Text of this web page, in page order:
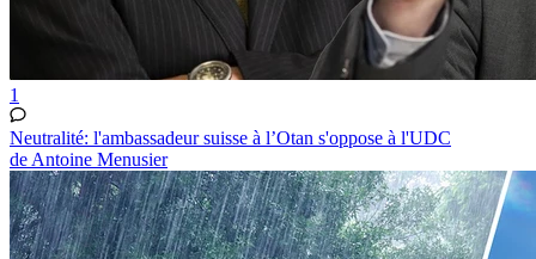
1
Neutralité: l'ambassadeur suisse à l’Otan s'oppose à l'UDC
de Antoine Menusier